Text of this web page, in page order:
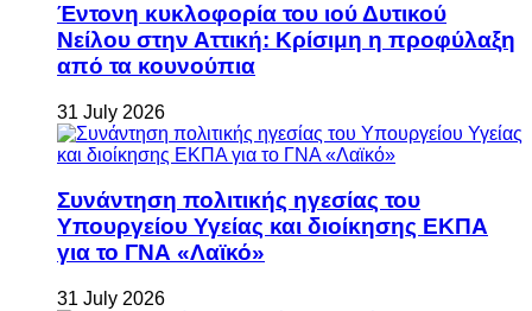
Έντονη κυκλοφορία του ιού Δυτικού
Νείλου στην Αττική: Κρίσιμη η προφύλαξη
από τα κουνούπια
31 July 2026
Συνάντηση πολιτικής ηγεσίας του
Υπουργείου Υγείας και διοίκησης ΕΚΠΑ
για το ΓΝΑ «Λαϊκό»
31 July 2026